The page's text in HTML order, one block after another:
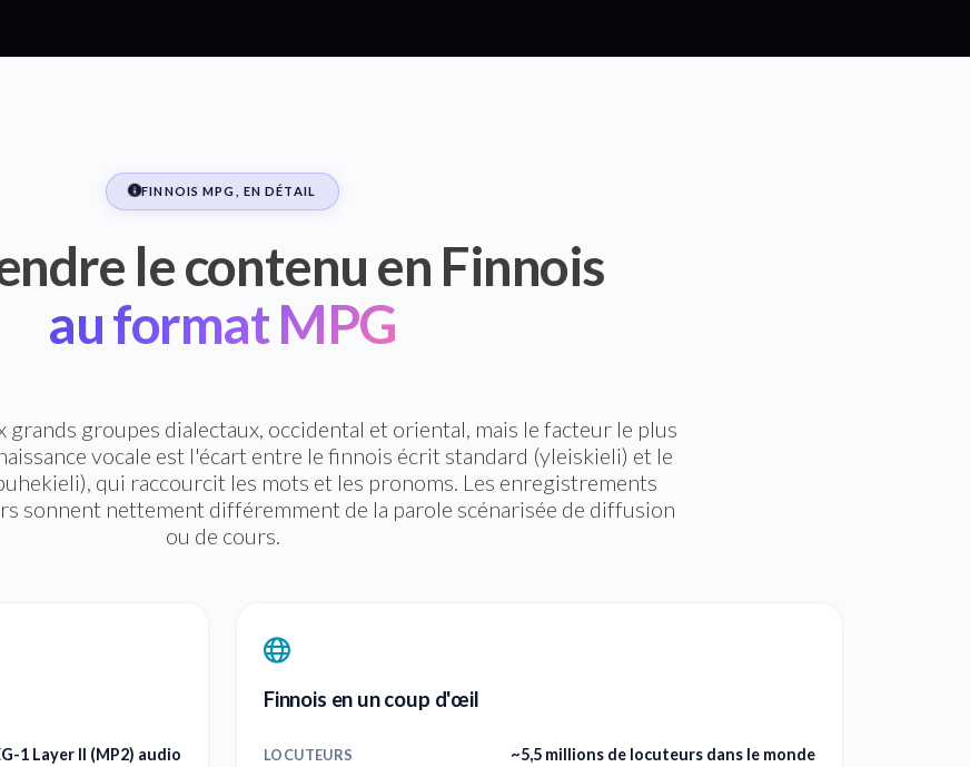
FINNOIS MPG, EN DÉTAIL
le contenu en Finnois
au format MPG
grands groupes dialectaux, occidental et oriental, mais le facteur le plus
vocale est l'écart entre le finnois écrit standard (yleiskieli) et le
qui raccourcit les mots et les pronoms. Les enregistrements
sonnent nettement différemment de la parole scénarisée de diffusion
ou de cours.
1 Layer II (MP2) audio
Finnois en un coup d'œil
LOCUTEURS ~5,5 millions de locuteurs dans le monde